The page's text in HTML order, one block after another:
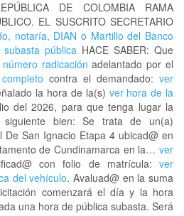
DE COLOMBIA RAMA
EL SUSCRITO SECRETARIO
notaría, DIAN o Martillo del Banco
públicaHACE SABER: Que
radicación adelantado por el
contra el demandado: ver
la hora de la(s) ver hora de la
del 2026, para que tenga lugar la
bien: Se trata de un(a)
De San Ignacio Etapa 4 ubicad@ en
de Cundinamarca en la… ver
con folio de matrícula: ver
del vehículo. Avaluad@ en la suma
comenzará el día y la hora
una hora de pública subasta. Será